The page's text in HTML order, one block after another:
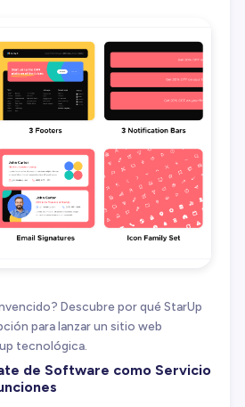
Descubre por qué StarUp
para lanzar un sitio web
tecnológica.
de Software como Servicio